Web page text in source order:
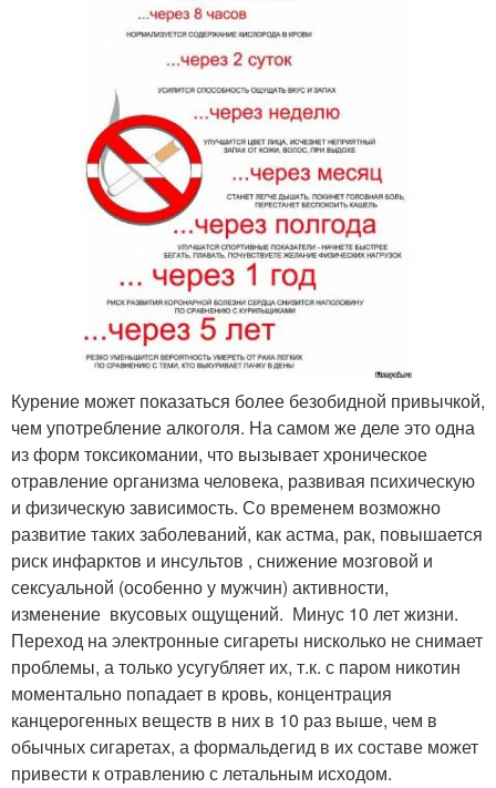
Курение может показаться более безобидной привычкой,
чем употребление алкоголя. На самом же деле это одна
из форм токсикомании, что вызывает хроническое
отравление организма человека, развивая психическую
и физическую зависимость. Со временем возможно
развитие таких заболеваний, как астма, рак, повышается
риск инфарктов и инсультов , снижение мозговой и
сексуальной (особенно у мужчин) активности,
изменение вкусовых ощущений. Минус 10 лет жизни.
Переход на электронные сигареты нисколько не снимает
проблемы, а только усугубляет их, т.к. с паром никотин
моментально попадает в кровь, концентрация
канцерогенных веществ в них в 10 раз выше, чем в
обычных сигаретах, а формальдегид в их составе может
привести к отравлению с летальным исходом.